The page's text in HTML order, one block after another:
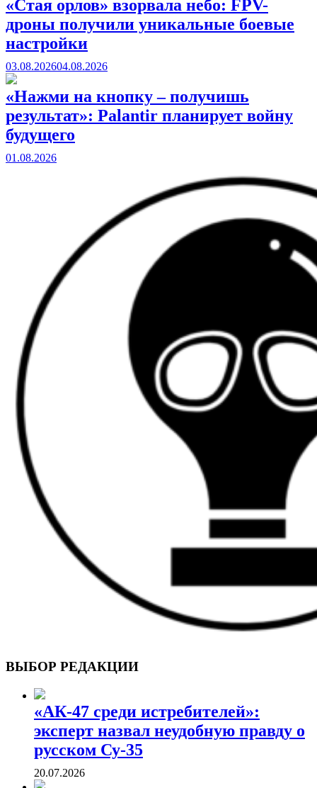
«Стая орлов» взорвала небо: FPV-
дроны получили уникальные боевые
настройки
03.08.202604.08.2026
«Нажми на кнопку – получишь
результат»: Palantir планирует войну
будущего
01.08.2026
ВОЕННЫЕ СТРАНИЦЫ
СТАТЬИ ВОЕННОЙ ТЕМАТИКИ
ВЫБОР РЕДАКЦИИ
«АК-47 среди истребителей»:
эксперт назвал неудобную правду о
русском Су-35
20.07.2026